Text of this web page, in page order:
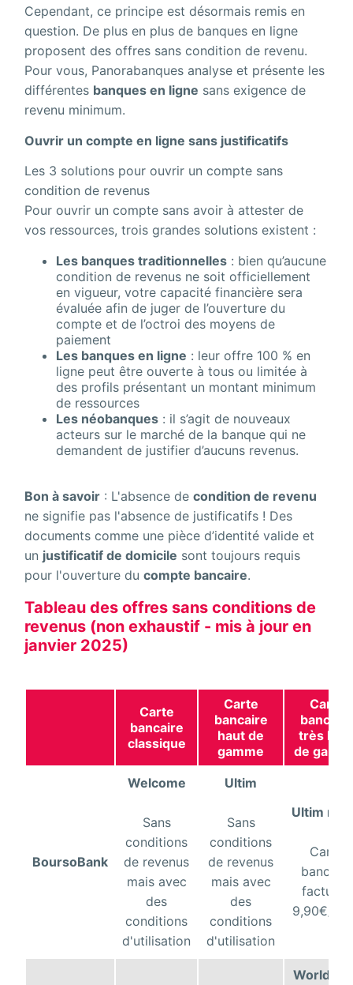
Cependant, ce principe est désormais remis en
question. De plus en plus de banques en ligne
proposent des offres sans condition de revenu.
Pour vous, Panorabanques analyse et présente les
différentes banques en ligne sans exigence de
revenu minimum.
Ouvrir un compte en ligne sans justificatifs
Les 3 solutions pour ouvrir un compte sans
condition de revenus
Pour ouvrir un compte sans avoir à attester de
vos ressources, trois grandes solutions existent :
Les banques traditionnelles : bien qu’aucune
condition de revenus ne soit officiellement
en vigueur, votre capacité financière sera
évaluée afin de juger de l’ouverture du
compte et de l’octroi des moyens de
paiement
Les banques en ligne : leur offre 100 % en
ligne peut être ouverte à tous ou limitée à
des profils présentant un montant minimum
de ressources
Les néobanques : il s’agit de nouveaux
acteurs sur le marché de la banque qui ne
demandent de justifier d’aucuns revenus.
Bon à savoir : L'absence decondition de revenu
ne signifie pas l'absence de justificatifs ! Des
documents comme une pièce d’identité valide et
un justificatif de domicile sont toujours requis
pour l'ouverture ducompte bancaire.
Tableau des offres sans conditions de
revenus (non exhaustif - mis à jour en
janvier 2025)
Carte
bancaire
classique
Carte
bancaire
haut de
gamme
Carte
bancaire
très
de
BoursoBank
Welcome
Sans
conditions
de revenus
mais avec
des
conditions
d'utilisation
Ultim
Sans
conditions
de revenus
mais avec
des
conditions
d'utilisation
Ultim
Carte
bancaire
facturée
9,90€/
World